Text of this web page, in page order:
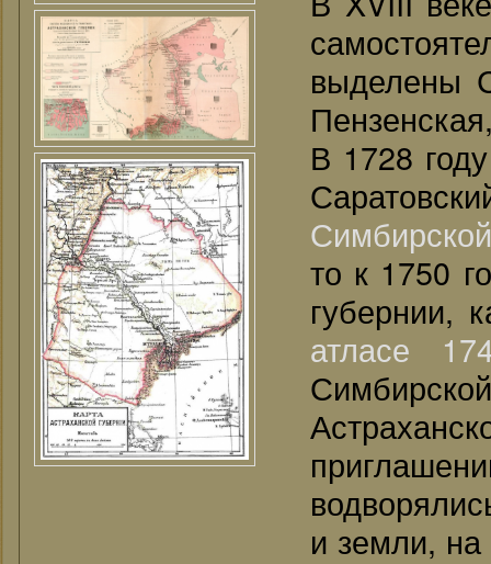
выделены
В 1728
Симбирской
то к 1750
губернии,
атласе
и земли, на